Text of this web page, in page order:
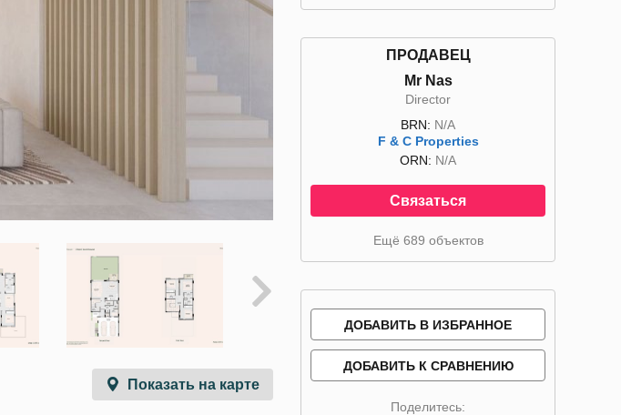
Показать на карте
ПРОДАВЕЦ
Mr Nas
Director
BRN: N/A
F & C Properties
ORN: N/A
Связаться
Ещё 689 объектов
ДОБАВИТЬ В ИЗБРАННОЕ
ДОБАВИТЬ К СРАВНЕНИЮ
Поделитесь: